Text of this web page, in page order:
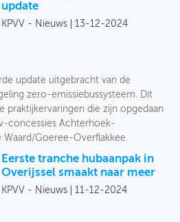
update
KPVV - Nieuws 13-12-2024
update uitgebracht van de
zero-emissiebussysteem. Dit
praktijkervaringen die zijn opgedaan
concessies Achterhoek-
Waard/Goeree-Overflakkee.
Eerste tranche hubaanpak in
Overijssel smaakt naar meer
KPVV - Nieuws 11-12-2024